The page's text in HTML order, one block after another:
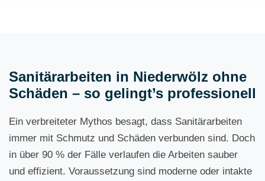
Sanitärarbeiten in Niederwölz ohne
Schäden – so gelingt’s professionell
Ein verbreiteter Mythos besagt, dass Sanitärarbeiten
immer mit Schmutz und Schäden verbunden sind. Doch
in über 90 % der Fälle verlaufen die Arbeiten sauber
und effizient. Voraussetzung sind moderne oder intakte